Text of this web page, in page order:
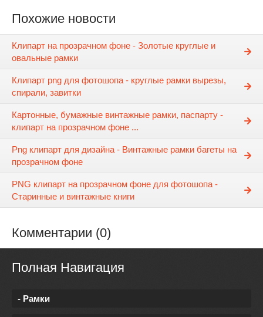
Похожие новости
Клипарт на прозрачном фоне - Золотые круглые и
овальные рамки
Клипарт png для фотошопа - круглые рамки вырезы,
спирали, завитки
Картонные, бумажные винтажные рамки, паспарту -
клипарт на прозрачном фоне ...
Png клипарт для дизайна - Винтажные рамки багеты на
прозрачном фоне
PNG клипарт на прозрачном фоне для фотошопа -
Старинные и винтажные книги
Комментарии (0)
Полная Навигация
- Рамки